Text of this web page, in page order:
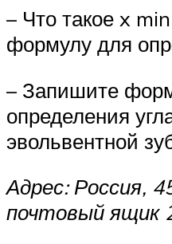
– Что такое x
формулу для
– Запишите
определения
эвольвентной
Адрес: Россия,
почтовый ящик